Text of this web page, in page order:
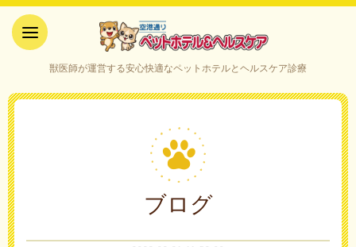
ケア｜山口県宇部市
獣医師が運営する安心快適なペットホテルとヘルスケア診療
ブログ